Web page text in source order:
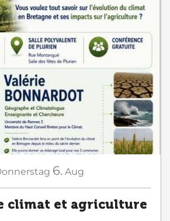
6. Aug
climat et agriculture